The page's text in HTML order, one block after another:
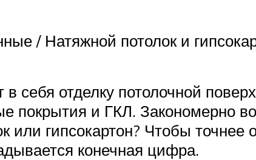
/ Натяжной потолок и
себя отделку потолочной
покрытия и ГКЛ. Закономерно
или гипсокартон? Чтобы точнее
конечная цифра.